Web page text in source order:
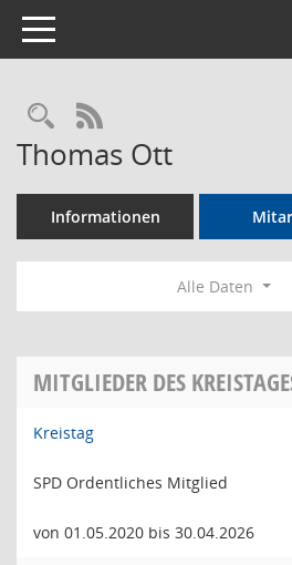
Toggle navigation
Rechercheauswahl
RSS-Feed
Thomas Ott
Informationen
Alle Daten
MITGLIEDER DES
Kreistag
SPD Ordentliches Mitglied
von 01.05.2020 bis 30.04.2026